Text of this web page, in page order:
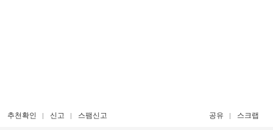
추천확인 신고 스팸신고 공유 스크랩